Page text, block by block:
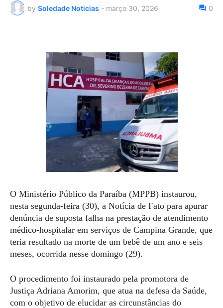
by Soledade Noticias - março 30, 2026 0
O Ministério Público da Paraíba (MPPB) instaurou,
nesta segunda-feira (30), a Notícia de Fato para apurar
denúncia de suposta falha na prestação de atendimento
médico-hospitalar em serviços de Campina Grande, que
teria resultado na morte de um bebê de um ano e seis
meses, ocorrida nesse domingo (29).
O procedimento foi instaurado pela promotora de
Justiça Adriana Amorim, que atua na defesa da Saúde,
com o objetivo de elucidar as circunstâncias do